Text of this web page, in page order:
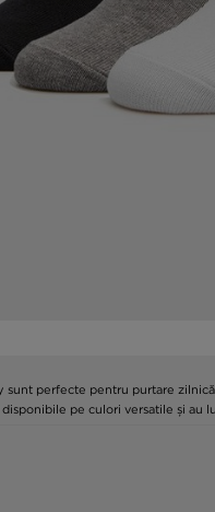
perfecte pentru purtare
pe culori versatile și au